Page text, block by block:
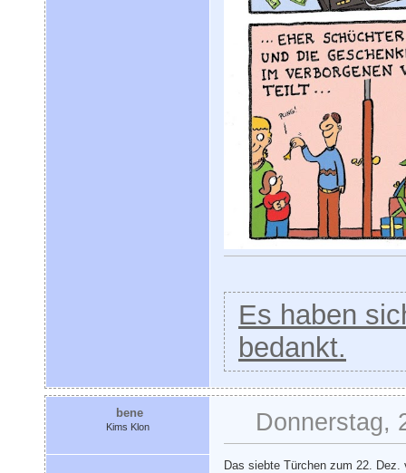
Es haben
bedankt.
bene
Kims Klon Donnerstag,
Das siebte Türchen zum 22.